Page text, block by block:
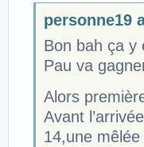
personne19
Bon bah ça y
Pau va
Alors
Avant
14,une